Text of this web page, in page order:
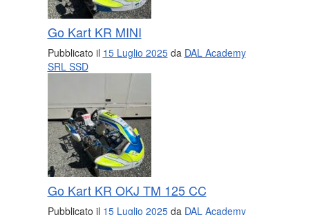
Go Kart KR MINI
Pubblicato il 15 Luglio 2025da DAL Academy
SRL SSD
Go Kart KR OKJ TM 125 CC
Pubblicato il 15 Luglio 2025da DAL Academy